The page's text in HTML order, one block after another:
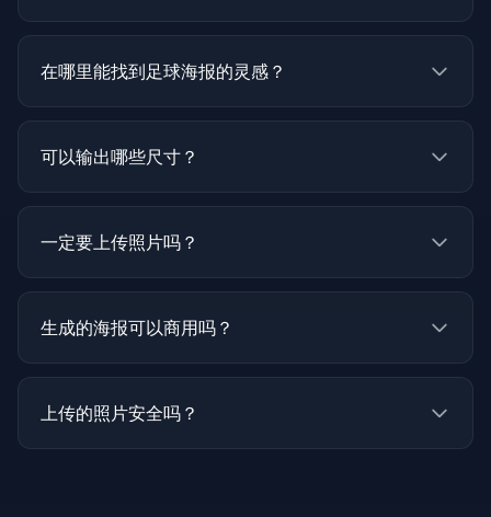
在哪里能找到足球海报的灵感？
可以输出哪些尺寸？
一定要上传照片吗？
生成的海报可以商用吗？
上传的照片安全吗？